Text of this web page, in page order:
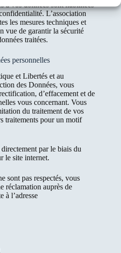
à vos données sont habilitées
L’association
les mesures techniques et
vue de garantir la sécurité
traitées.
personnelles
et Libertés et au
des Données, vous
d’effacement et de
vous concernant. Vous
du traitement de vos
traitements pour un motif
par le biais du
le site internet.
sont pas respectés, vous
réclamation auprès de
à l’adresse